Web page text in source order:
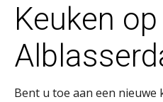
Keuken
Bent u toe aan een nieuwe